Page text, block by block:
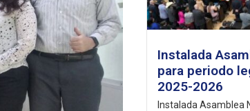
Instalada
para periodo
2025-2026
Instalada Asamblea